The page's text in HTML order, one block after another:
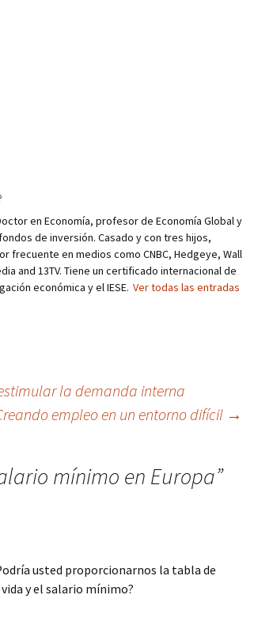
en Economía, profesor de Economía Global y
de inversión. Casado y con tres hijos,
frecuente en medios como CNBC, Hedgeye, Wall
and 13TV. Tiene un certificado internacional de
económica y el IESE. Ver todas las entradas
la demanda interna
empleo en un entorno difícil →
mínimo en Europa”
usted proporcionarnos la tabla de
y el salario mínimo?